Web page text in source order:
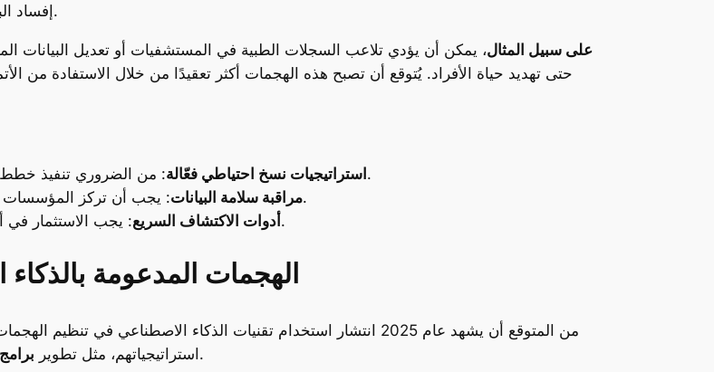
إفساد البيانات بشكل يؤدي إلى تعطيل العمليات الحيوية لمؤسسات كاملة.
على سبيل المثال، يمكن أن يؤدي تلاعب السجلات الطبية في المستشفيات أو تعديل البيانات
حتى تهديد حياة الأفراد. يُتوقع أن تصبح هذه الهجمات أكثر تعقيدًا من خلال الاستفادة من
استراتيجيات نسخ احتياطي فعّالة : من الضروري تنفيذ خطط نسخ احتياطي متقدمة لضمان استعادة البيانات بعد الهجوم.
مراقبة سلامة البيانات: يجب أن تركز المؤسسات على فحوصات دورية للبيانات للكشف المبكر عن أي تلاعب.
أدوات الاكتشاف السريع : يجب الاستثمار في أدوات للكشف السريع عن التهديدات والاستجابة الفورية لها.
الهجمات المدعومة
من المتوقع أن يشهد عام 2025 انتشار استخدام تقنيات الذكاء الاصطناعي
استراتيجياتهم، مثل تطويردقيقة جدًا يصعب اكتشافها.